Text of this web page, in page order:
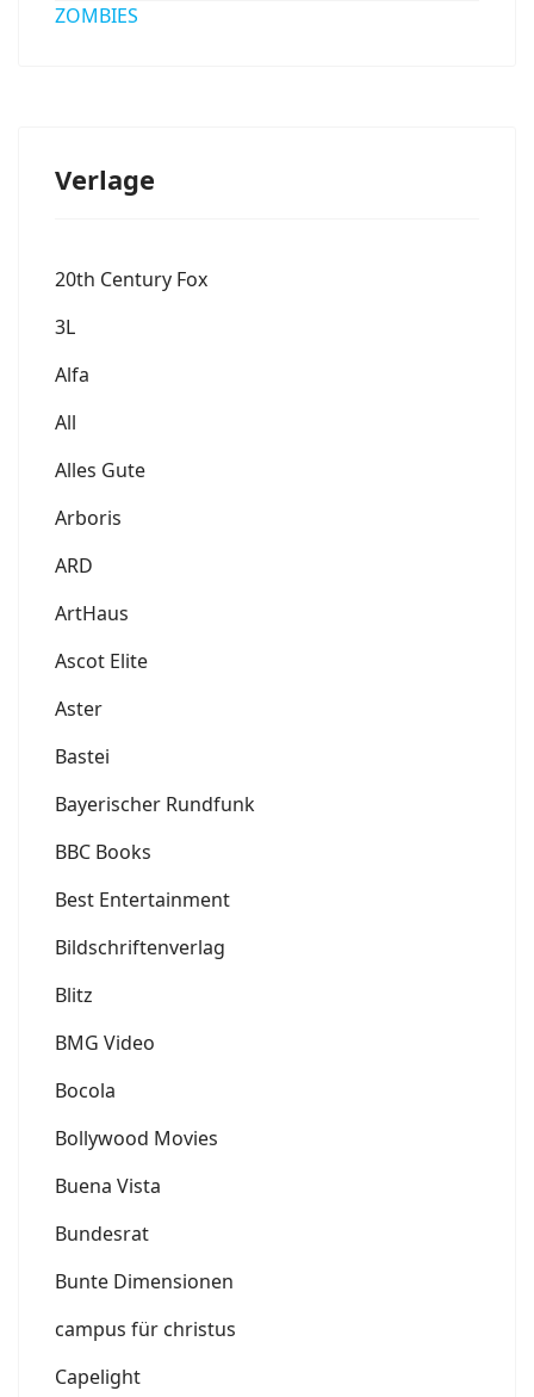
ZOMBIES
Verlage
20th Century Fox
3L
Alfa
All
Alles Gute
Arboris
ARD
ArtHaus
Ascot Elite
Aster
Bastei
Bayerischer Rundfunk
BBC Books
Best Entertainment
Bildschriftenverlag
Blitz
BMG Video
Bocola
Bollywood Movies
Buena Vista
Bundesrat
Bunte Dimensionen
campus für christus
Capelight